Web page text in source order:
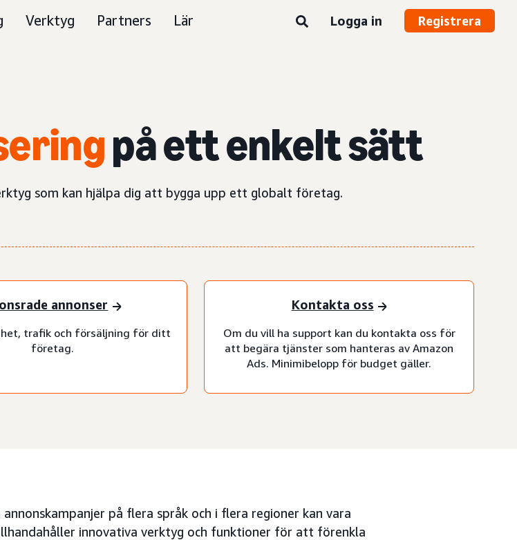
Verktyg Partners Lär Logga in Registrera
på ett enkelt sätt
som kan hjälpa dig att bygga upp ett globalt företag.
annonser
trafik och försäljning för ditt
företag.
Kontakta oss
Om du vill ha support kan du kontakta oss för
att begära tjänster som hanteras av Amazon
Ads. Minimibelopp för budget gäller.
på flera språk och i flera regioner kan vara
innovativa verktyg och funktioner för att förenkla